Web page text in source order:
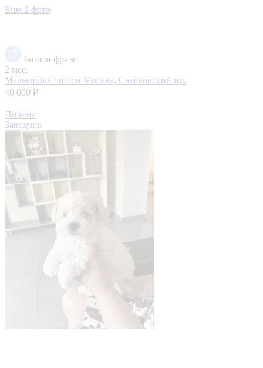
Еще 2 фото
Бишон фризе
2 мес.
Мальчишка Бишон Москва, Савёловский пр.
40 000 ₽
Полина
Заводчик